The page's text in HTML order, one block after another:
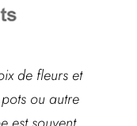
de fleurs et
ou autre